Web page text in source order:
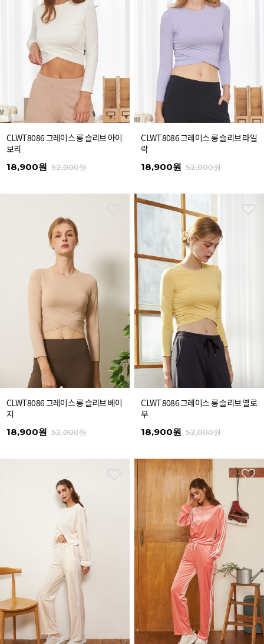
CLWT8086 그레이스 롱 슬리브 아이
보리
18,900원 52,000원
CLWT8086 그레이스 롱 슬리브 라일
락
18,900원 52,000원
CLWT8086 그레이스 롱 슬리브 베이
지
18,900원 52,000원
CLWT8086 그레이스 롱 슬리브 옐로
우
18,900원 52,000원